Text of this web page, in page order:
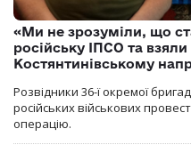
«Ми не зрозуміли, що
російську ІПСО та
Костянтинівському
Розвідники 36-ї окремої
російських військових
операцію.